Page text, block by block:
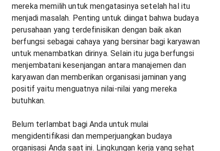
mereka memilih untuk mengatasinya setelah hal itu
menjadi masalah. Penting untuk diingat bahwa budaya
perusahaan yang terdefinisikan dengan baik akan
berfungsi sebagai cahaya yang bersinar bagi karyawan
untuk menambatkan dirinya. Selain itu juga berfungsi
menjembatani kesenjangan antara manajemen dan
karyawan dan memberikan organisasi jaminan yang
positif yaitu menguatnya nilai-nilai yang mereka
butuhkan.
Belum terlambat bagi Anda untuk mulai
mengidentifikasi dan memperjuangkan budaya
organisasi Anda saat ini. Lingkungan kerja yang sehat